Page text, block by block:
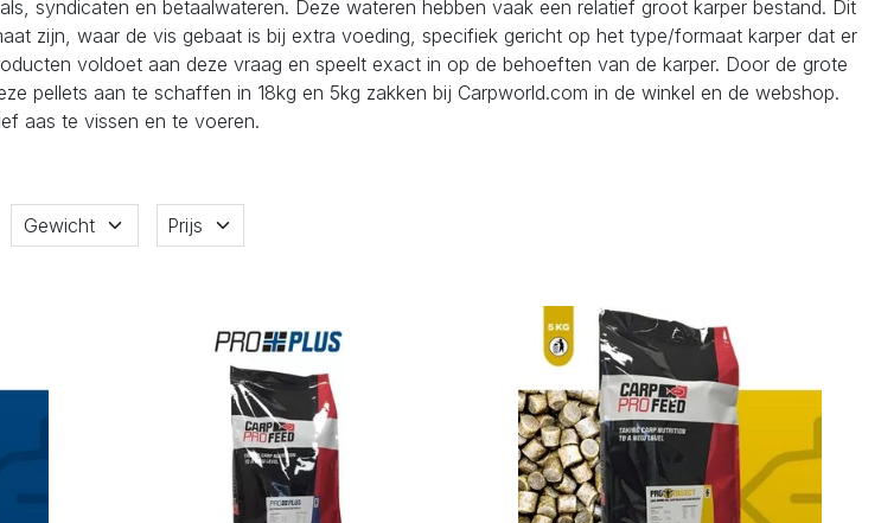
syndicaten en betaalwateren. Deze wateren hebben vaak een relatief groot karper bestand. Dit
zijn, waar de vis gebaat is bij extra voeding, specifiek gericht op het type/formaat karper dat er
voldoet aan deze vraag en speelt exact in op de behoeften van de karper. Door de grote
pellets aan te schaffen in 18kg en 5kg zakken bij Carpworld.com in de winkel en de webshop.
aas te vissen en te voeren.
Gewicht Prijs